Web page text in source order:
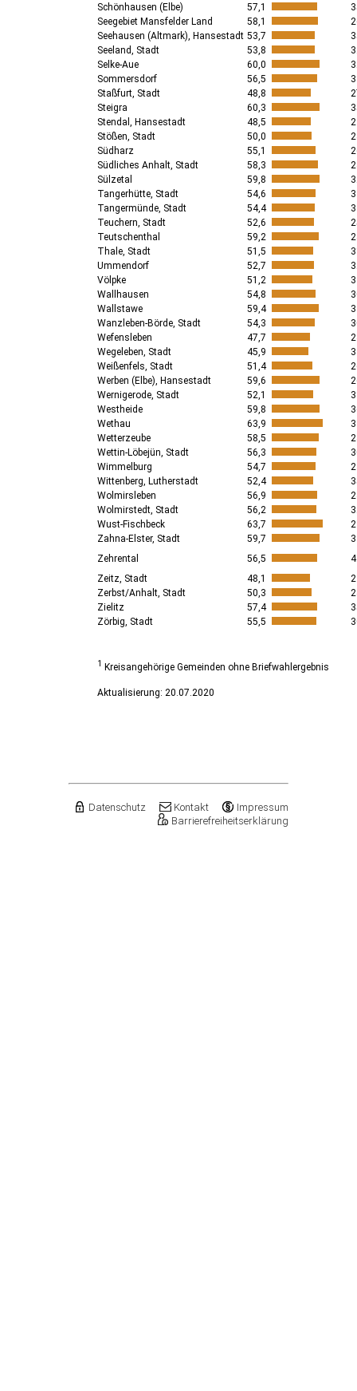
Schönhausen (Elbe)
57,1
Seegebiet Mansfelder Land
58,1
Seehausen (Altmark), Hansestadt 53,7
Seeland, Stadt
53,8
Selke-Aue
60,0
Sommersdorf
56,5
Staßfurt, Stadt
48,8
Steigra
60,3
Stendal, Hansestadt
48,5
Stößen, Stadt
50,0
Südharz
55,1
Südliches Anhalt, Stadt
58,3
Sülzetal
59,8
Tangerhütte, Stadt
54,6
Tangermünde, Stadt
54,4
Teuchern, Stadt
52,6
Teutschenthal
59,2
Thale, Stadt
51,5
Ummendorf
52,7
Völpke
51,2
Wallhausen
54,8
Wallstawe
59,4
Wanzleben-Börde, Stadt
54,3
Wefensleben
47,7
Wegeleben, Stadt
45,9
Weißenfels, Stadt
51,4
Werben (Elbe), Hansestadt
59,6
Wernigerode, Stadt
52,1
Westheide
59,8
Wethau
63,9
Wetterzeube
58,5
Wettin-Löbejün, Stadt
56,3
Wimmelburg
54,7
Wittenberg, Lutherstadt
52,4
Wolmirsleben
56,9
Wolmirstedt, Stadt
56,2
Wust-Fischbeck
63,7
Zahna-Elster, Stadt
59,7
Zehrental
56,5
Zeitz, Stadt
48,1
Zerbst/Anhalt, Stadt
50,3
Zielitz
57,4
Zörbig, Stadt
55,5
1 Kreisangehörige Gemeinden ohne Briefwahlergebnis
Aktualisierung: 20.07.2020
Impressum
Kontakt
Datenschutz
Barrierefreiheitserklärung